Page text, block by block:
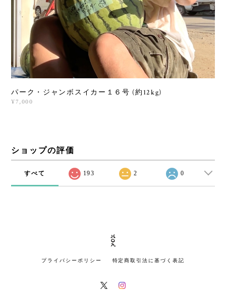
パーク・ジャンボスイカー１６号 (約12kg)
¥7,000
ショップの評価
すべて 193 2 0
プライバシーポリシー 特定商取引法に基づく表記